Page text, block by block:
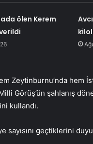
ölen Kerem
Zeytinburnu’nda hem
Görüş’ün şahlanış
kullandı.
sayısını geçtiklerini